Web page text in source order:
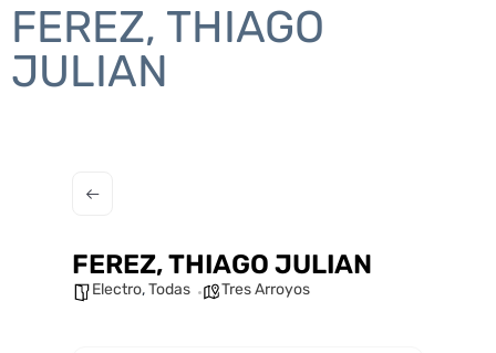
FEREZ, THIAGO
JULIAN
FEREZ, THIAGO JULIAN
Electro,Todas Tres Arroyos